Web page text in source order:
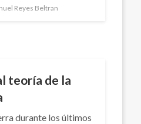
Reyes Beltran
teoría de la
durante los últimos